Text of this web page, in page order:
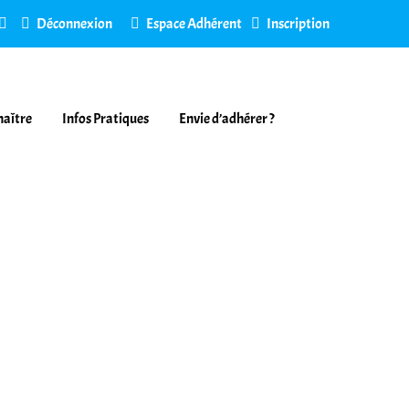
Déconnexion Espace Adhérent Inscription
Infos Pratiques Envie d’adhérer ?